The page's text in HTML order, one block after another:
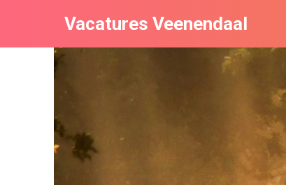
Vacatures Veenendaal